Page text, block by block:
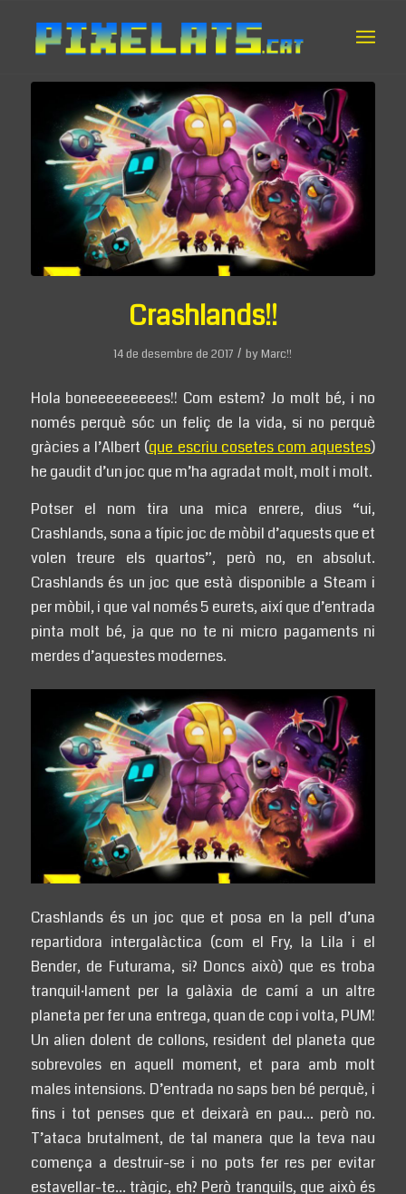
Crashlands!!
14 de desembre de 2017 / byMarc!!
Hola boneeeeeeeees!! Com estem? Jo molt bé, i no
només perquè sóc un feliç de la vida, si no perquè
gràcies a l’Albert (que escriu cosetes com aquestes)
he gaudit d’un joc que m’ha agradat molt, molt i molt.
Potser el nom tira una mica enrere, dius “ui,
Crashlands, sona a típic joc de mòbil d’aquests que et
volen treure els quartos”, però no, en absolut.
Crashlands és un joc que està disponible a Steam i
per mòbil, i que val només 5 eurets, així que d’entrada
pinta molt bé, ja que no te ni micro pagaments ni
merdes d’aquestes modernes.
Crashlands és un joc que et posa en la pell d’una
repartidora intergalàctica (com el Fry, la Lila i el
Bender, de Futurama, si? Doncs això) que es troba
tranquil·lament per la galàxia de camí a un altre
planeta per fer una entrega, quan de cop i volta, PUM!
Un alien dolent de collons, resident del planeta que
sobrevoles en aquell moment, et para amb molt
males intensions. D’entrada no saps ben bé perquè, i
fins i tot penses que et deixarà en pau… però no.
T’ataca brutalment, de tal manera que la teva nau
comença a destruir-se i no pots fer res per evitar
estavellar-te… tràgic, eh? Però tranquils, que això és